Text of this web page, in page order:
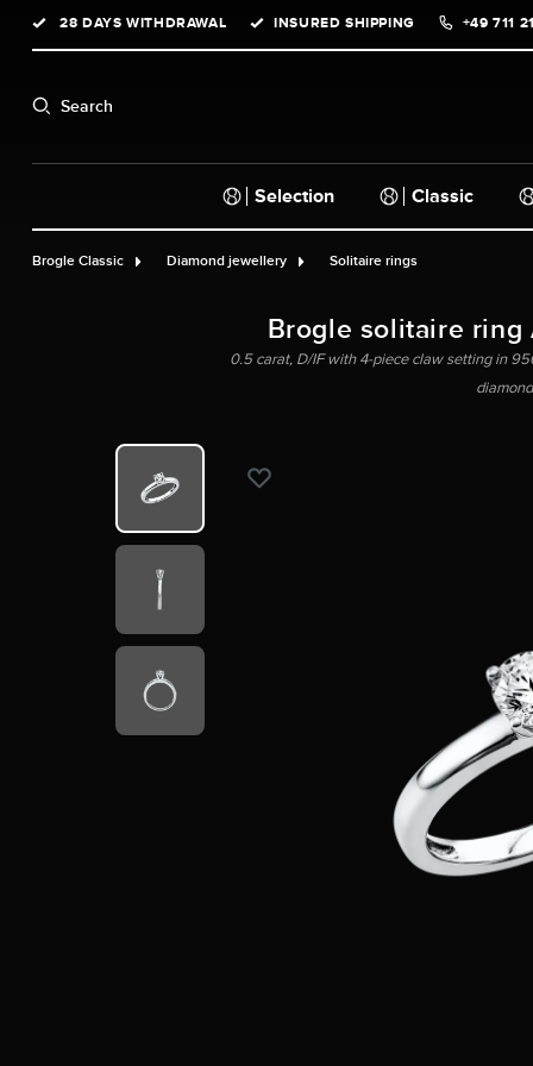
Skip to main navigation
28 DAYS WITHDRAWAL INSURED SHIPPING +49 711
Search
Selection Classic
Brogle Classic Diamond jewellery Solitaire rings
Brogle solitaire ring
0.5 carat, D/IF with 4-piece claw setting in